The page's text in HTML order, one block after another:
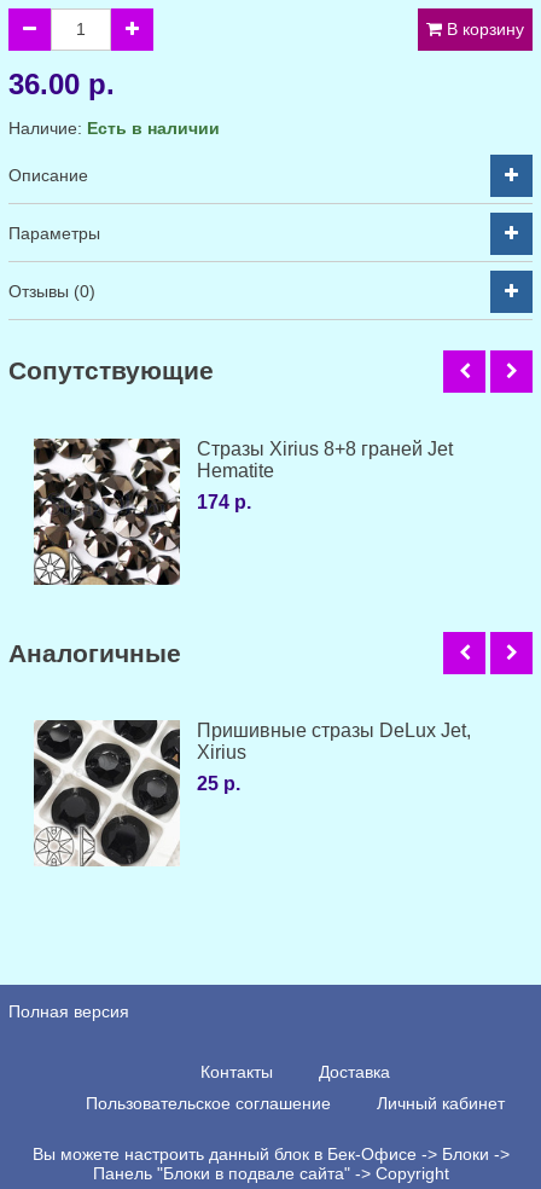
В корзину
36.00 р.
Наличие: Есть в наличии
Описание
Параметры
Отзывы (0)
Cопутствующие
Стразы Xirius 8+8 граней Jet
Hematite
174 р.
Аналогичные
Пришивные стразы DeLux Jet,
Xirius
25 р.
Полная версия
Контакты
Доставка
Пользовательское соглашение
Личный кабинет
Вы можете настроить данный блок в Бек-Офисе -> Блоки ->
Панель "Блоки в подвале сайта" -> Copyright